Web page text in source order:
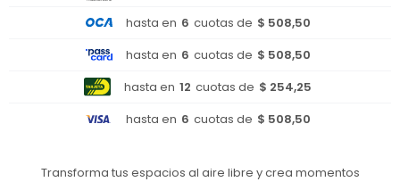
hasta en 6 cuotas de $ 508,50
hasta en 6 cuotas de $ 508,50
hasta en 12 cuotas de $ 254,25
hasta en 6 cuotas de $ 508,50
Transforma tus espacios al aire libre y crea momentos